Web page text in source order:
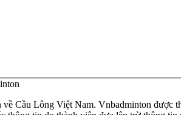
Cầu Lông Việt Nam. Vnbadminton được